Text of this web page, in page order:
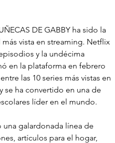
DE GABBY ha sido la
vista en streaming. Netflix
y la undécima
en la plataforma en febrero
las 10 series más vistas en
se ha convertido en una de
líder en el mundo.
una galardonada línea de
artículos para el hogar,